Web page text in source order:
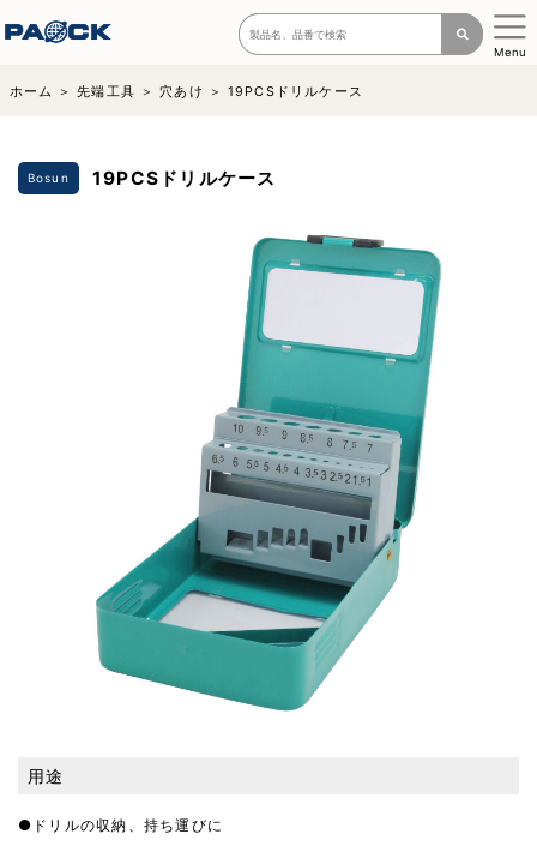
Menu
ホーム 先端工具 穴あけ 19PCSドリルケース
Bosun 19PCSドリルケース
用途
●ドリルの収納、持ち運びに